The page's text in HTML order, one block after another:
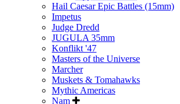
Hail Caesar Epic Battles (15mm)
Impetus
Judge Dredd
JUGULA 35mm
Konflikt '47
Masters of the Universe
Marcher
Muskets & Tomahawks
Mythic Americas
Nam